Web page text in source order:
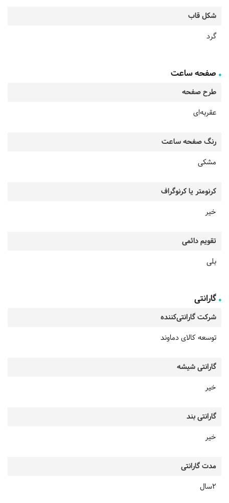
شکل قاب
گرد
صفحه ساعت
طرح صفحه
عقربه‌ای
رنگ صفحه ساعت
مشکی
کرنومتر یا کرنوگراف
خیر
تقویم دائمی
بلی
گارانتی
شرکت گارانتی‌کننده
توسعه کالای دماوند
گارانتی شیشه
خیر
گارانتی بند
خیر
مدت گارانتی
2سال